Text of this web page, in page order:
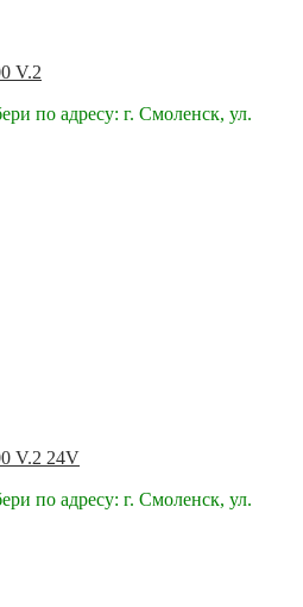
V.2
по адресу: г. Смоленск, ул.
V.2 24V
по адресу: г. Смоленск, ул.